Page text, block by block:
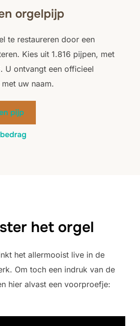
orgelpijp
te restaureren door een
Kies uit 1.816 pijpen, met
U ontvangt een officieel
uw naam.
pijp
het orgel
het allermooist live in de
Om toch een indruk van de
hier alvast een voorproefje: